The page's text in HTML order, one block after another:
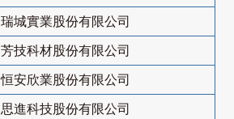
瑞城實業股份有限公司
芳技科材股份有限公司
恒安欣業股份有限公司
思進科技股份有限公司